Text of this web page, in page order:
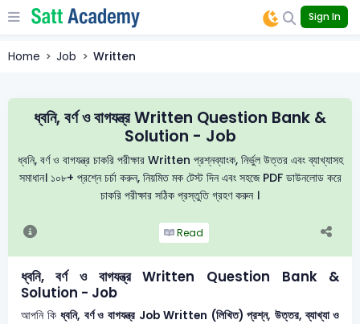
Sign In
Home Job Written
ধ্বনি, বর্ণ ও বাগযন্ত্র Written Question Bank &
Solution - Job
ধ্বনি, বর্ণ ও বাগযন্ত্র চাকরি পরীক্ষার Written প্রশ্নব্যাংক, নির্ভুল উত্তর এবং ব্যাখ্যাসহ
সমাধান। ১০৮+ প্রশ্নে চর্চা করুন, নিয়মিত মক টেস্ট দিন এবং সহজে PDF ডাউনলোড করে
চাকরি পরীক্ষার সঠিক প্রস্তুতি গ্রহণ করুন ।
Read
ধ্বনি, বর্ণ ও বাগযন্ত্র Written Question Bank &
Solution - Job
আপনি কিধ্বনি, বর্ণ ও বাগযন্ত্র Job Written (লিখিত) প্রশ্ন, উত্তর, ব্যাখ্যা ও